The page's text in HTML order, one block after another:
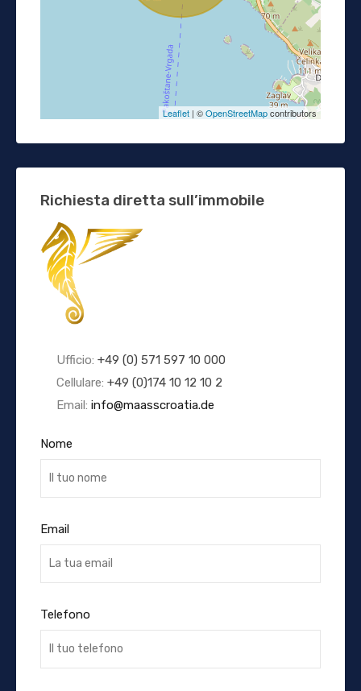
Leaflet | ©OpenStreetMapcontributors
Richiesta diretta sull’immobile
Ufficio: +49 (0) 571 597 10 000
Cellulare: +49 (0)174 10 12 10 2
Email: info@maasscroatia.de
Nome
Email
Telefono